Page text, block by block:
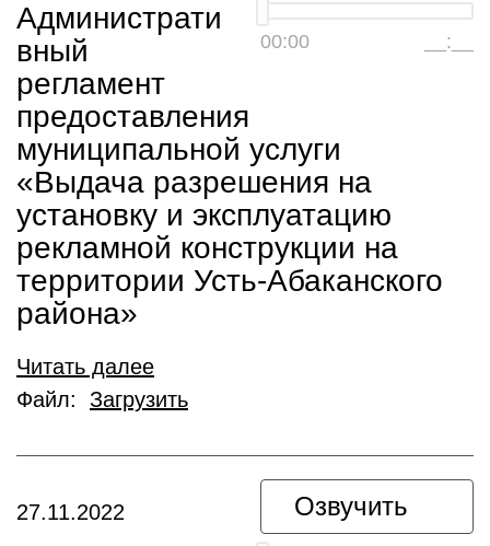
00:00 __:__
Администрати
вный
регламент
предоставления
муниципальной услуги
«Выдача разрешения на
установку и эксплуатацию
рекламной конструкции на
территории Усть-Абаканского
района»
Читать далее
Файл: Загрузить
Озвучить
27.11.2022